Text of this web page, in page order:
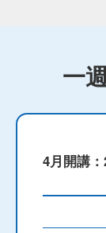
一
4月開講